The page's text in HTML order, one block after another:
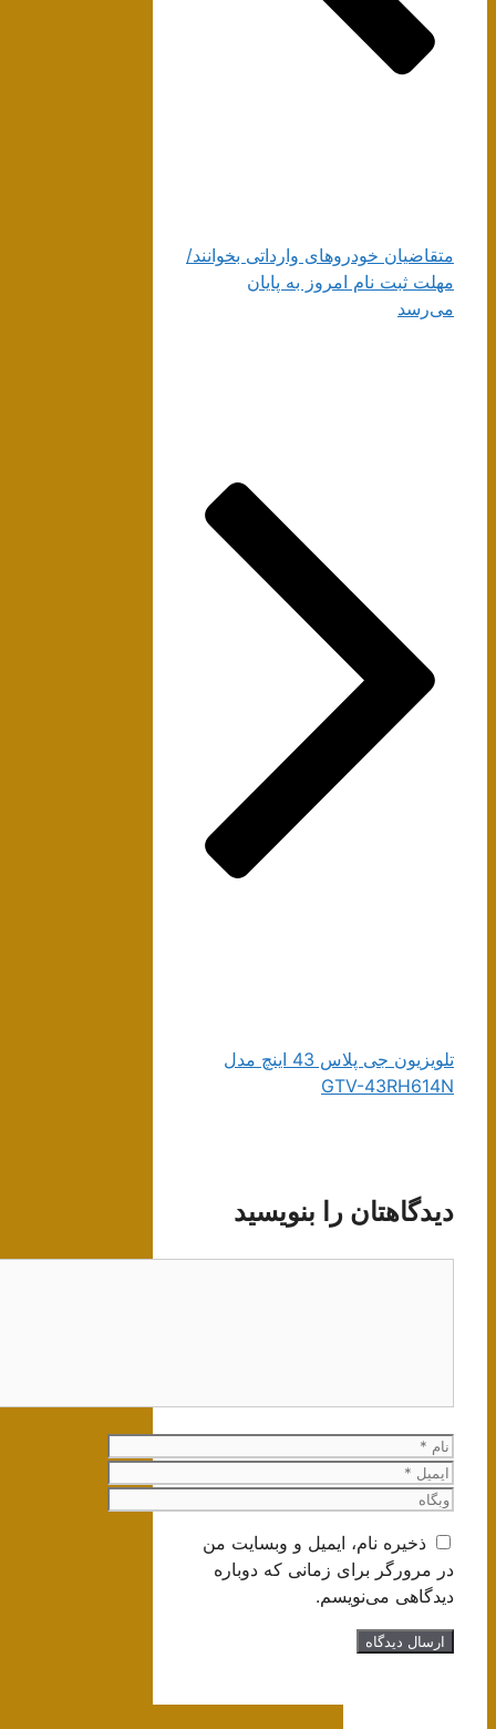
متقاضیان خودروهای وارداتی بخوانند/
مهلت ثبت نام امروز به پایان
می‌رسد
تلویزیون جی پلاس 43 اینچ مدل
GTV-43RH614N
دیدگاهتان را بنویسید
نام
ایمیل
وبگاه
ذخیره نام، ایمیل و وبسایت من
در مرورگر برای زمانی که دوباره
دیدگاهی می‌نویسم.